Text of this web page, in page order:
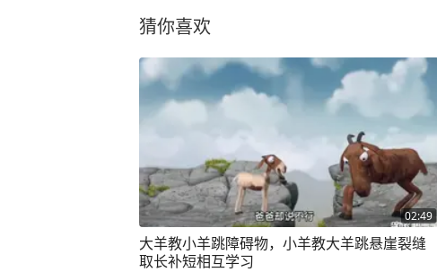
猜你喜欢
02:49
大羊教小羊跳障碍物，小羊教大羊跳悬崖裂缝
取长补短相互学习